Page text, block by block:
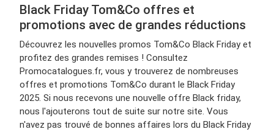
Black Friday Tom&Co offres et
promotions avec de grandes réductions
Découvrez les nouvelles promos Tom&Co Black Friday et
profitez des grandes remises ! Consultez
Promocatalogues.fr, vous y trouverez de nombreuses
offres et promotions Tom&Co durant le Black Friday
2025. Si nous recevons une nouvelle offre Black friday,
nous l'ajouterons tout de suite sur notre site. Vous
n'avez pas trouvé de bonnes affaires lors du Black Friday